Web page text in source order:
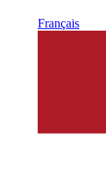
Français